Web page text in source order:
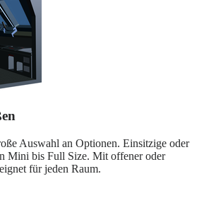
Auswahl an Optionen. Einsitzige oder
Mini bis Full Size. Mit offener oder
für jeden Raum.